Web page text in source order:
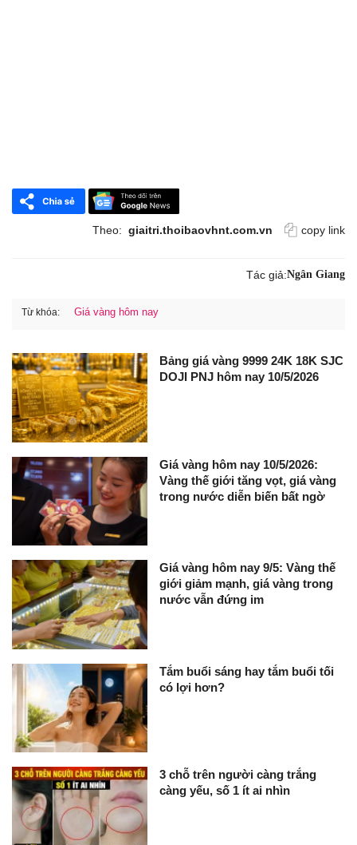
Theo: giaitri.thoibaovhnt.com.vn copy link
Tác giả:Ngân Giang
Từ khóa: Giá vàng hôm nay
Bảng giá vàng 9999 24K 18K SJC
DOJI PNJ hôm nay 10/5/2026
Giá vàng hôm nay 10/5/2026:
Vàng thế giới tăng vọt, giá vàng
trong nước diễn biến bất ngờ
Giá vàng hôm nay 9/5: Vàng thế
giới giảm mạnh, giá vàng trong
nước vẫn đứng im
Tắm buổi sáng hay tắm buổi tối
có lợi hơn?
3 chỗ trên người càng trắng
càng yếu, số 1 ít ai nhìn